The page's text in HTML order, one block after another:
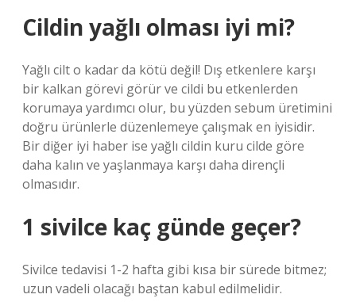
Cildin yağlı olması iyi mi?
Yağlı cilt o kadar da kötü değil! Dış etkenlere karşı
bir kalkan görevi görür ve cildi bu etkenlerden
korumaya yardımcı olur, bu yüzden sebum üretimini
doğru ürünlerle düzenlemeye çalışmak en iyisidir.
Bir diğer iyi haber ise yağlı cildin kuru cilde göre
daha kalın ve yaşlanmaya karşı daha dirençli
olmasıdır.
1 sivilce kaç günde geçer?
Sivilce tedavisi 1-2 hafta gibi kısa bir sürede bitmez;
uzun vadeli olacağı baştan kabul edilmelidir.